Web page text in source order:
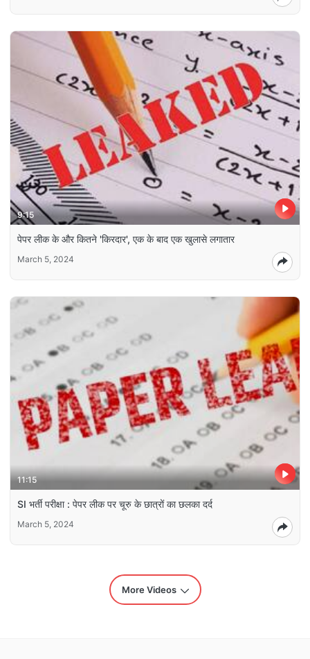
9:15
पेपर लीक के और कितने 'किरदार', एक के बाद एक खुलासे लगातार
March 5, 2024
11:15
SI भर्ती परीक्षा : पेपर लीक पर चूरु के छात्रों का छलका दर्द
March 5, 2024
More Videos